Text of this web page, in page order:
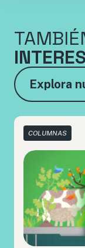
Explora
COLUMNAS